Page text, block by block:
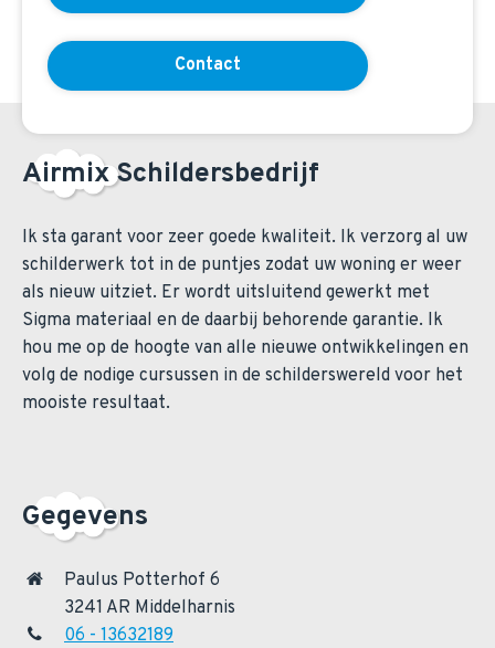
Contact
Airmix Schildersbedrijf
Ik sta garant voor zeer goede kwaliteit. Ik verzorg al uw
schilderwerk tot in de puntjes zodat uw woning er weer
als nieuw uitziet. Er wordt uitsluitend gewerkt met
Sigma materiaal en de daarbij behorende garantie. Ik
hou me op de hoogte van alle nieuwe ontwikkelingen en
volg de nodige cursussen in de schilderswereld voor het
mooiste resultaat.
Gegevens
Paulus Potterhof 6
3241 AR Middelharnis
06 - 13632189